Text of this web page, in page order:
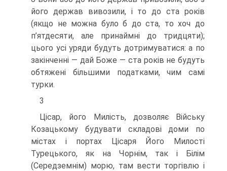
його держав вивозили, і то до ста років
(якщо не можна було б до ста, то хоч до
п’ятдесяти, але принаймні до тридцяти);
цього усі уряди будуть дотримуватися: а по
закінченні — дай Боже — ста років не будуть
обтяжені більшими податками, чим самі
турки.
3
Цісар, його Милість, дозволяє Війську
Козацькому будувати скла­дові доми по
містах і портах Цісаря Його Милості
Турецького, як на Чорнім, так і Білім
(Середземнім) морю, там вести торгівлю і